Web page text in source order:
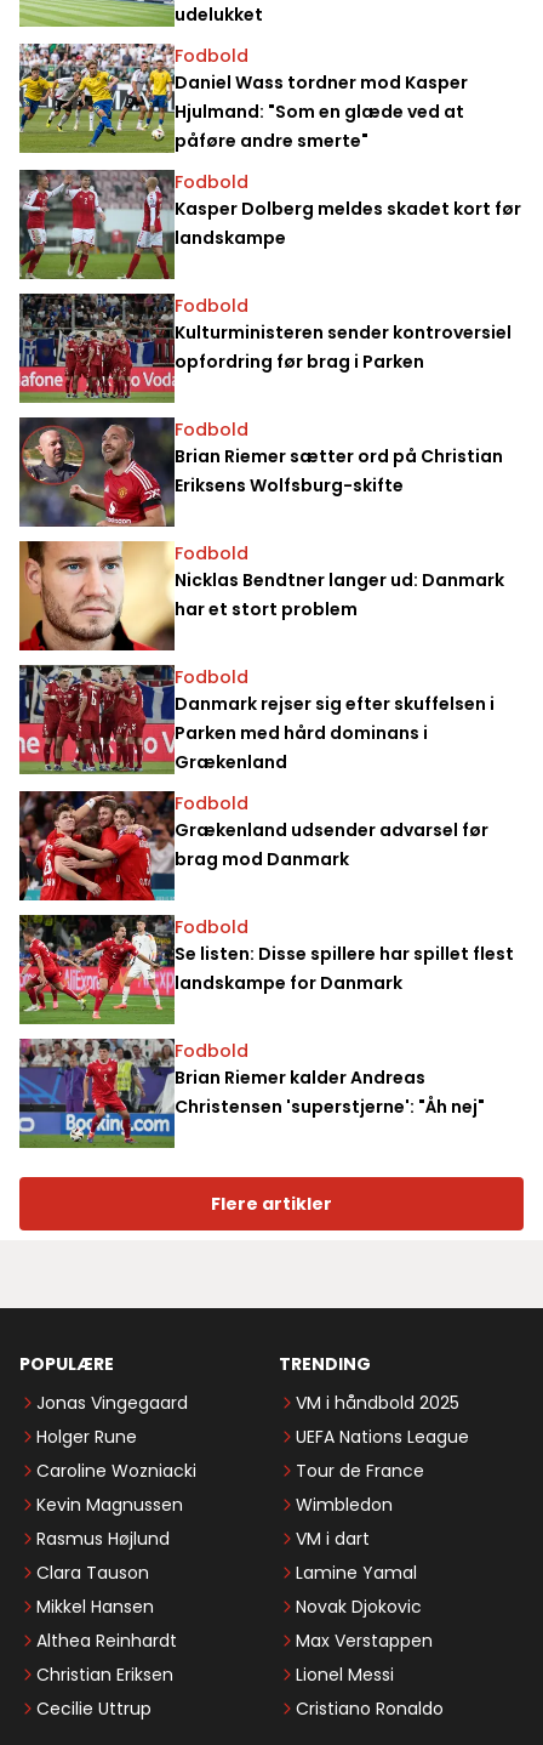
udelukket
Fodbold
Daniel Wass tordner mod Kasper
Hjulmand: "Som en glæde ved at
påføre andre smerte"
Fodbold
Kasper Dolberg meldes skadet kort før
landskampe
Fodbold
Kulturministeren sender kontroversiel
opfordring før brag i Parken
Fodbold
Brian Riemer sætter ord på Christian
Eriksens Wolfsburg-skifte
Fodbold
Nicklas Bendtner langer ud: Danmark
har et stort problem
Fodbold
Danmark rejser sig efter skuffelsen i
Parken med hård dominans i
Grækenland
Fodbold
Grækenland udsender advarsel før
brag mod Danmark
Fodbold
Se listen: Disse spillere har spillet flest
landskampe for Danmark
Fodbold
Brian Riemer kalder Andreas
Christensen 'superstjerne': "Åh nej"
Flere artikler
POPULÆRE
Jonas Vingegaard
Holger Rune
Caroline Wozniacki
Kevin Magnussen
Rasmus Højlund
Clara Tauson
Mikkel Hansen
Althea Reinhardt
Christian Eriksen
Cecilie Uttrup
TRENDING
VM i håndbold 2025
UEFA Nations League
Tour de France
Wimbledon
VM i dart
Lamine Yamal
Novak Djokovic
Max Verstappen
Lionel Messi
Cristiano Ronaldo